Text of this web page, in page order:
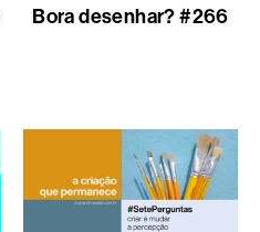
Bora desenhar? #266